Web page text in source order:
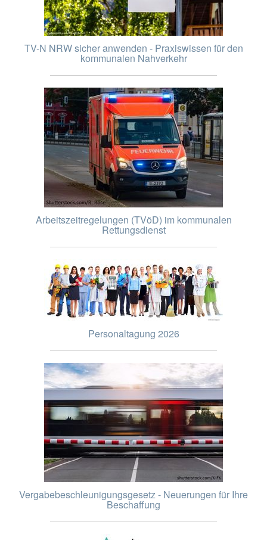
TV-N NRW sicher anwenden - Praxiswissen für den
kommunalen Nahverkehr
Arbeitszeitregelungen (TVöD) im kommunalen
Rettungsdienst
Personaltagung 2026
Vergabebeschleunigungsgesetz - Neuerungen für Ihre
Beschaffung